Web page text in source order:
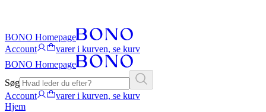
BONO Homepage
Account
varer i kurven, se kurv
BONO Homepage
Søg
Account
varer i kurven, se kurv
Hjem